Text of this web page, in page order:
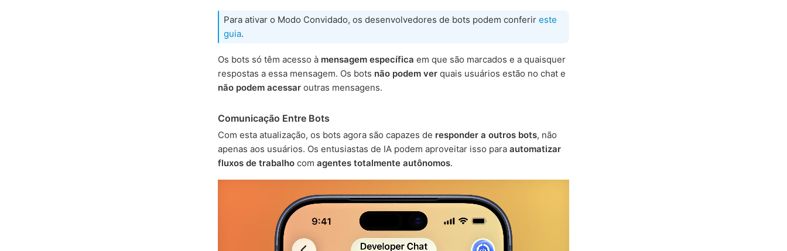
Para ativar o Modo Convidado, os desenvolvedores de bots podem conferir este
guia.
Os bots só têm acesso à mensagem específica em que são marcados e a quaisquer
respostas a essa mensagem. Os bots não podem ver quais usuários estão no chat e
não podem acessar outras mensagens.
Comunicação Entre Bots
Com esta atualização, os bots agora são capazes de responder a outros bots, não
apenas aos usuários. Os entusiastas de IA podem aproveitar isso para automatizar
fluxos de trabalho com agentes totalmente autônomos.